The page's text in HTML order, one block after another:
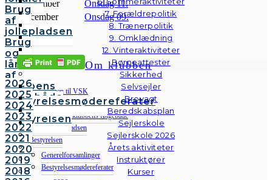
7. Forældrepolitik
8. Trænerpolitik
9. Omklædning
12. Vinteraktiviteter
Børneattester
Sikkerhed
Selvsejler
Brovagt
Beredskabsplan
Sejlerskole
Sejlerskole 2026
Årets aktiviteter
Instruktører
Kurser
Brug
af
jollepladsen
Brug
og
lån
af
klubbens
følgebåde
Vedtægter
Bestyrelsen
Bestyrelsesmødereferater
2026
2025
2024
2023
2022
2021
2020
2019
2018
November
Onsdag 11.
December
Onsdag 09.
Om klubben
Velkommen til VSK
Brug af klubbens lokaler
Brug og lån af klubbens følgebåde
Brug af jollepladsen
Bestyrelsen
Generelforsamlinger
Bestyrelsesmødereferater